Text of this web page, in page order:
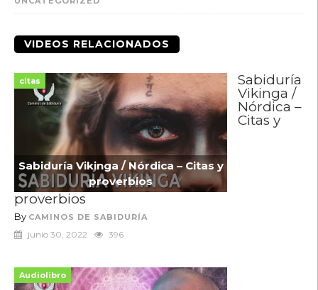
VIDEOS RELACIONADOS
citas
Sabiduría Vikinga / Nórdica – Citas y
proverbios
Sabiduría
Vikinga /
Nórdica –
Citas y
proverbios
By CAMINOS DE SABIDURÍA
junio 30, 2022 396
Audiolibro